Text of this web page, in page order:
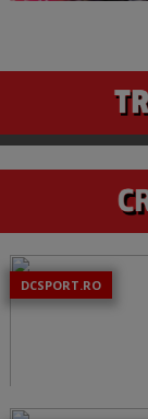
DCSPORT.RO